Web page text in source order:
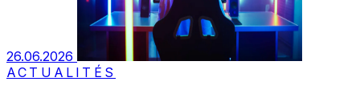
26.06.2026
ACTUALITÉS